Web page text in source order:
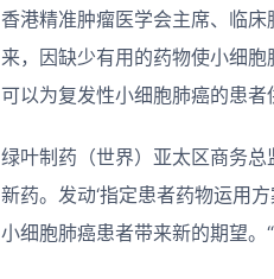
香港精准肿瘤医学会主席、临
来，因缺少有用的药物使小细胞
可以为复发性小细胞肺癌的患者
绿叶制药（世界）亚太区商务
新药。发动‘指定患者药物运用
小细胞肺癌患者带来新的期望。“